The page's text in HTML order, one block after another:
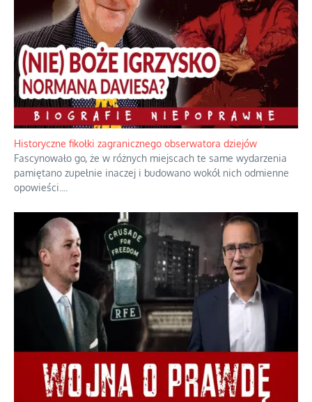
Historyczne fikołki zagranicznego obserwatora dziejów
Fascynowało go, że w różnych miejscach te same wydarzenia
pamiętano zupełnie inaczej i budowano wokół nich odmienne
opowieści.